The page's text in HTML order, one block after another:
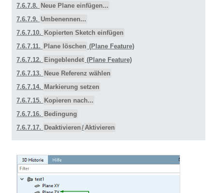
7.6.7.8. Neue Plane einfügen...
7.6.7.9. Umbenennen...
7.6.7.10. Kopierten Sketch einfügen
7.6.7.11. Plane löschen (Plane Feature)
7.6.7.12. Eingeblendet (Plane Feature)
7.6.7.13. Neue Referenz wählen
7.6.7.14. Markierung setzen
7.6.7.15. Kopieren nach...
7.6.7.16. Bedingung
7.6.7.17. Deaktivieren /Aktivieren